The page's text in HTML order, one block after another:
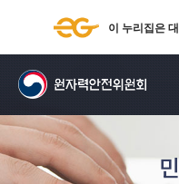
이 누리집은